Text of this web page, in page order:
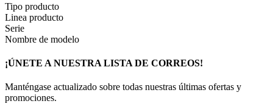
Tipo producto
Linea producto
Serie
Nombre de modelo
¡ÚNETE A NUESTRA LISTA DE CORREOS!
Manténgase actualizado sobre todas nuestras últimas ofertas y
promociones.